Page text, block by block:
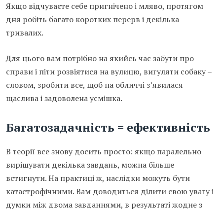
Якщо відчуваєте себе пригнічено і мляво, протягом
дня робіть багато коротких перерв і декілька
тривалих.
Для цього вам потрібно на якийсь час забути про
справи і піти розвіятися на вулицю, вигуляти собаку –
словом, зробити все, щоб на обличчі з’явилася
щаслива і задоволена усмішка.
Багатозадачність = ефективність
В теорії все знову досить просто: якщо паралельно
вирішувати декілька завдань, можна більше
встигнути. На практиці ж, наслідки можуть бути
катастрофічними. Вам доводиться ділити свою увагу і
думки між двома завданнями, в результаті жодне з